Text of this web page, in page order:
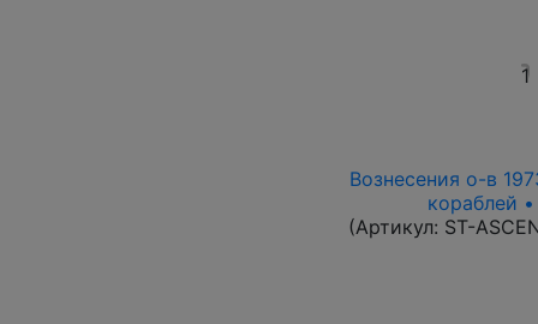
1
Вознесения о-в
кораблей
(Артикул: ST-